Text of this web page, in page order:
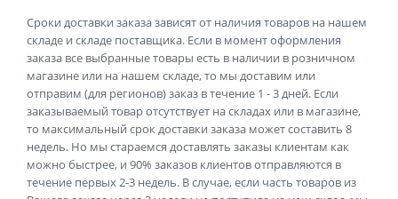
Сроки доставки заказа зависят от наличия товаров на нашем
складе и складе поставщика. Если в момент оформления
заказа все выбранные товары есть в наличии в розничном
магазине или на нашем складе, то мы доставим или
отправим (для регионов) заказ в течение 1 - 3 дней. Если
заказываемый товар отсутствует на складах или в магазине,
то максимальный срок доставки заказа может составить 8
недель. Но мы стараемся доставлять заказы клиентам как
можно быстрее, и 90% заказов клиентов отправляются в
течение первых 2-3 недель. В случае, если часть товаров из